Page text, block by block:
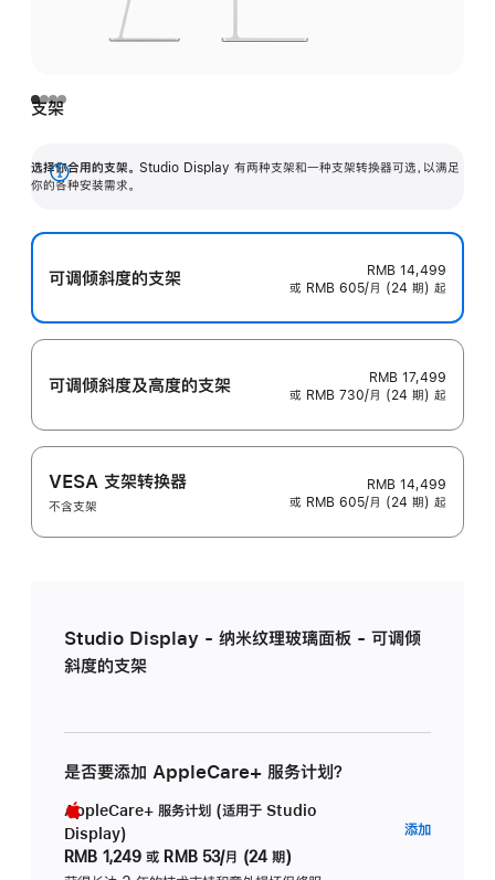
支架
选择你合用的支架。 Studio Display 有两种支架和一种支架转换器可选，以满足
你的各种安装需求。
展
可调倾斜度的支架
RMB 14,499
或 RMB 605/月 (24 期) 起
可调倾斜度及高‍度的支‍架
RMB 17,499
或 RMB 730/月 (24 期) 起
VESA 支架转换器
不含支架
RMB 14,499
或 RMB 605/月 (24 期) 起
Studio Display - 纳米纹理玻璃面板 - 可调倾
斜度的支架
是否要添加 AppleCare+ 服务计划？
AppleCare+ 服务计划 (适用于 Studio
Display)
RMB 1,249 或 RMB 53/月 (24 期)
添加